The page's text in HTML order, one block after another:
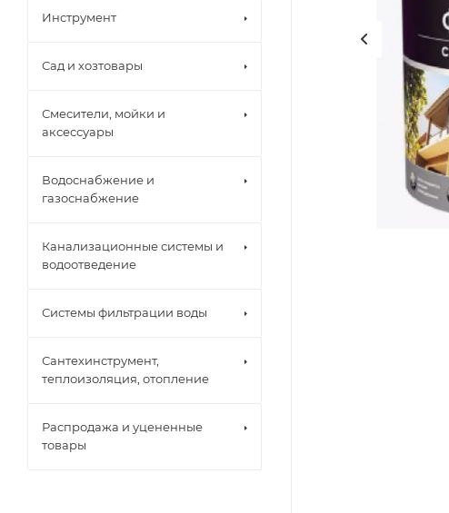
Инструмент
Сад и хозтовары
Смесители, мойки и
аксессуары
Водоснабжение и
газоснабжение
Канализационные системы и
водоотведение
Системы фильтрации воды
Сантехинструмент,
теплоизоляция, отопление
Распродажа и уцененные
товары